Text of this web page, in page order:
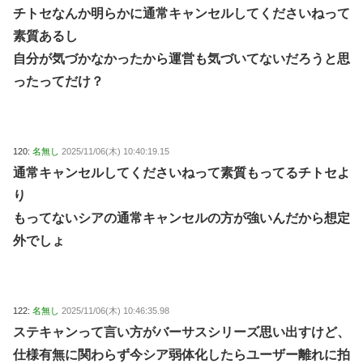
チトセなんか明らかに通常キャンセルしてくださいねって
素質あるし
自分が気づかなかったから運営も気づいてないだろうと思
ったってだけ？
120: 名無し 2025/11/06(木) 10:40:19.15
通常キャンセルしてくださいねって素質もってるチトセよ
り
もってないシアの通常キャンセルの方が強いんだから想定
外でしょ
122: 名無し 2025/11/06(木) 10:46:35.98
ステキャンって言い方がバーサスシリーズ思い出すけど、
仕様有無に関わらず今シア弱体化したらユーザー離れに拍